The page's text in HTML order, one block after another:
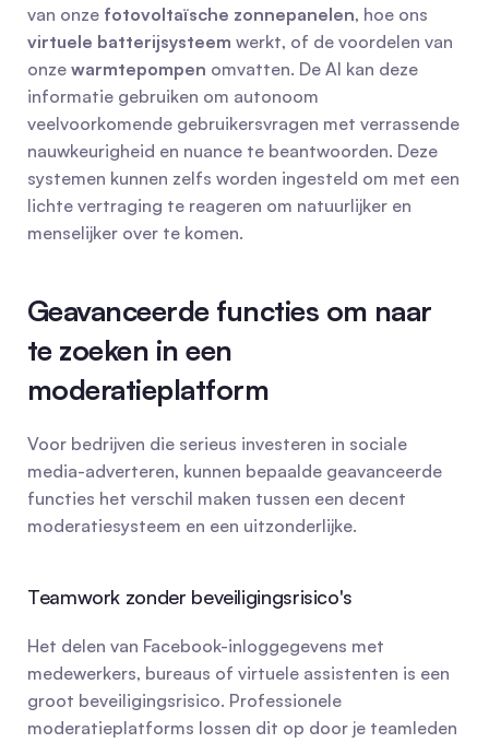
van onze fotovoltaïsche zonnepanelen
virtuele batterijsysteem werkt, of de voordelen van
onze warmtepompen omvatten. De AI kan deze
informatie gebruiken om autonoom
veelvoorkomende gebruikersvragen met verrassende
nauwkeurigheid en nuance te beantwoorden. Deze
systemen kunnen zelfs worden ingesteld om met een
lichte vertraging te reageren om natuurlijker en
menselijker over te komen.
Geavanceerde functies om naar
te zoeken in een
moderatieplatform
Voor bedrijven die serieus investeren in sociale
media-adverteren, kunnen bepaalde geavanceerde
functies het verschil maken tussen een decent
moderatiesysteem en een uitzonderlijke.
Teamwork zonder beveiligingsrisico's
Het delen van Facebook-inloggegevens met
medewerkers, bureaus of virtuele assistenten is een
groot beveiligingsrisico. Professionele
moderatieplatforms lossen dit op door je teamleden